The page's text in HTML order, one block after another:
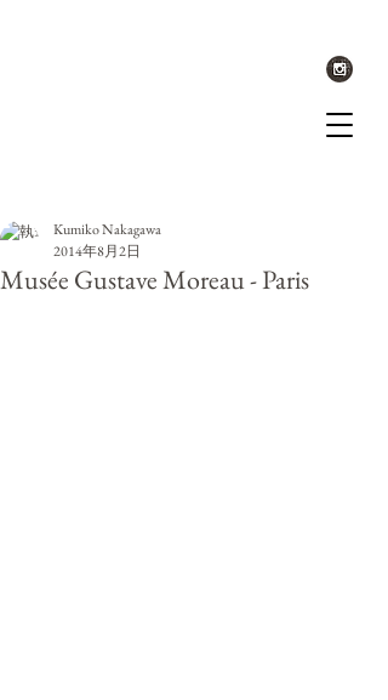
Musée Gustave Moreau - Paris
Kumiko Nakagawa
2014年8月2日